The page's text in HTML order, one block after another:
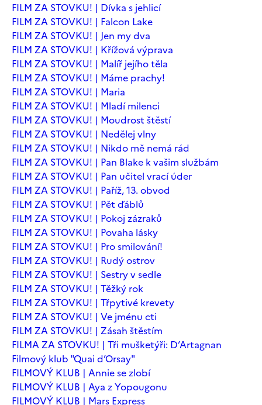
FILM ZA STOVKU! | Dívka s jehlicí
FILM ZA STOVKU! | Falcon Lake
FILM ZA STOVKU! | Jen my dva
FILM ZA STOVKU! | Křížová výprava
FILM ZA STOVKU! | Malíř jejího těla
FILM ZA STOVKU! | Máme prachy!
FILM ZA STOVKU! | Maria
FILM ZA STOVKU! | Mladí milenci
FILM ZA STOVKU! | Moudrost štěstí
FILM ZA STOVKU! | Nedělej vlny
FILM ZA STOVKU! | Nikdo mě nemá rád
FILM ZA STOVKU! | Pan Blake k vašim službám
FILM ZA STOVKU! | Pan učitel vrací úder
FILM ZA STOVKU! | Paříž, 13. obvod
FILM ZA STOVKU! | Pět ďáblů
FILM ZA STOVKU! | Pokoj zázraků
FILM ZA STOVKU! | Povaha lásky
FILM ZA STOVKU! | Pro smilování!
FILM ZA STOVKU! | Rudý ostrov
FILM ZA STOVKU! | Sestry v sedle
FILM ZA STOVKU! | Těžký rok
FILM ZA STOVKU! | Třpytivé krevety
FILM ZA STOVKU! | Ve jménu cti
FILM ZA STOVKU! | Zásah štěstím
FILMA ZA STOVKU! | Tři mušketýři: D’Artagnan
Filmový klub "Quai d’Orsay"
FILMOVÝ KLUB | Annie se zlobí
FILMOVÝ KLUB | Aya z Yopougonu
FILMOVÝ KLUB | Mars Express